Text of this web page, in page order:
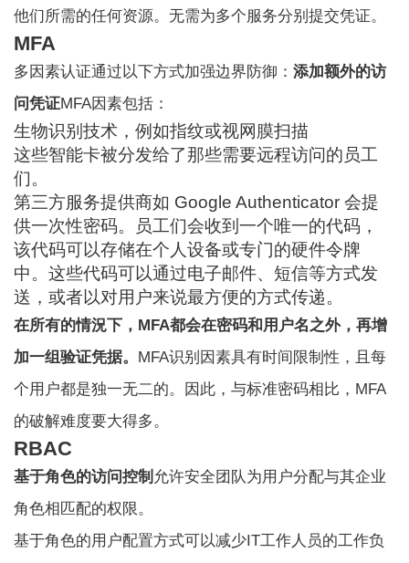
他们所需的任何资源。无需为多个服务分别提交凭证。
MFA
多因素认证通过以下方式加强边界防御：添加额外的访
问凭证MFA因素包括：
生物识别技术，例如指纹或视网膜扫描
这些智能卡被分发给了那些需要远程访问的员工
们。
第三方服务提供商如 Google Authenticator 会提
供一次性密码。员工们会收到一个唯一的代码，
该代码可以存储在个人设备或专门的硬件令牌
中。这些代码可以通过电子邮件、短信等方式发
送，或者以对用户来说最方便的方式传递。
在所有的情況下，MFA都会在密码和用户名之外，再增
加一组验证凭据。 MFA识别因素具有时间限制性，且每
个用户都是独一无二的。因此，与标准密码相比，MFA
的破解难度要大得多。
RBAC
基于角色的访问控制 允许安全团队为用户分配与其企业
角色相匹配的权限。
基于角色的用户配置方式可以减少IT工作人员的工作负